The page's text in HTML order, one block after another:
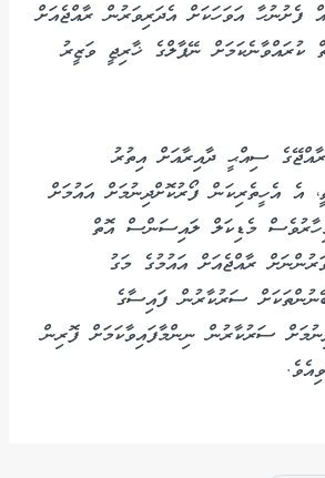
ފެށުނުހާ އަވަހަކަށް އެދަރިވަރުން ރާއްޖެއަށް
ކުރައްވާނެކަމަށް ނޭޕާލްގެ ޚާރިޖީ ވަޒީރު
ރާއްޖޭގެ ސިއްޙީ ދާއިރާއަށް އިތުރު
އެ އެހީތެރިކަން ފޯރުކޮށްދިނުމަށް އައުމަށް
މެޑިކަލް ލައިސަންސް އޮތް
ރާއްޖެއަށް އައުމުގެ މަގު
ސަރުކާރުން ފައިސާގެ
ސަރުކާރުން ނިންމާފައިވާކަމަށް ފޮރިން